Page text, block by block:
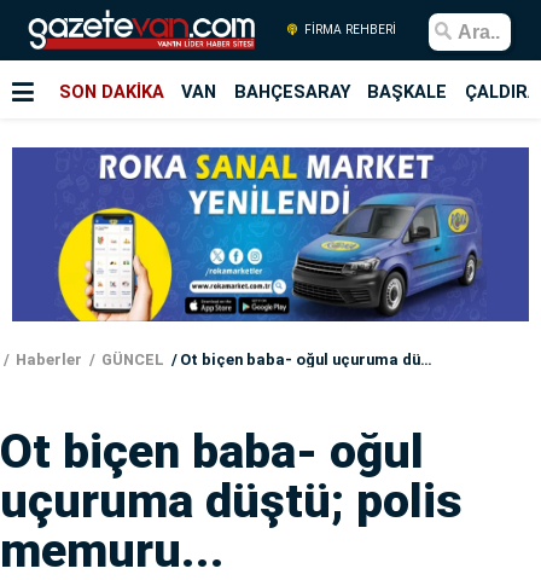
FİRMA REHBERİ
SON DAKİKA VAN BAHÇESARAY BAŞKALE
Haberler GÜNCEL Ot biçen baba- oğul uçuruma düştü; polis memuru...
Ot biçen baba- oğul
uçuruma düştü; polis
memuru...